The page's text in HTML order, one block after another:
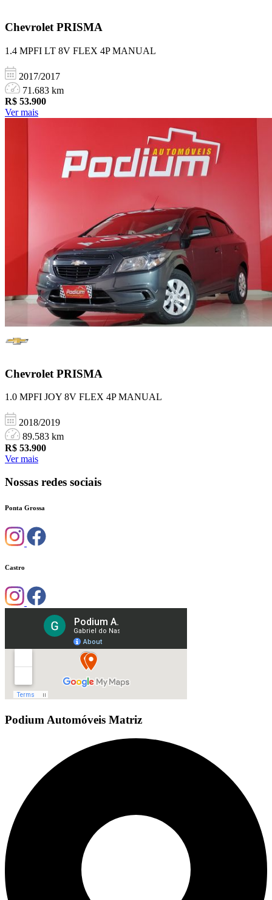
ChevroletPRISMA
1.4 MPFI LT 8V FLEX 4P MANUAL
2017/2017
71.683 km
R$ 53.900
Ver mais
Chevrolet PRISMA
1.0 MPFI JOY 8V FLEX 4P MANUAL
2018/2019
89.583 km
R$ 53.900
Ver mais
Nossas redes sociais
Ponta Grossa
Castro
Podium Automóveis Matriz